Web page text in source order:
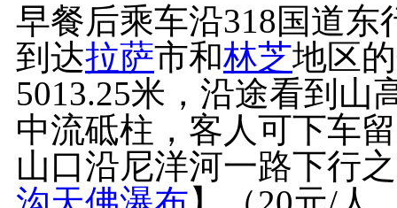
早餐后乘车沿318国道东
到达拉萨市和林芝地区
5013.25米，沿途看到山
中流砥柱，客人可下车
山口沿尼洋河一路下行